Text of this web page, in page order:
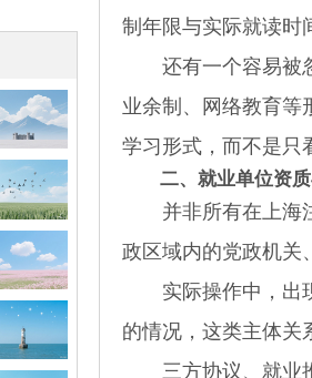
制年限与实际就读时
还有一个容易被忽
业余制、网络教育等
学习形式，而不是只
二、就业单位资
并非所有在上海注
政区域内的党政机关
实际操作中，出现
的情况，这类主体关
三方协议、就业推